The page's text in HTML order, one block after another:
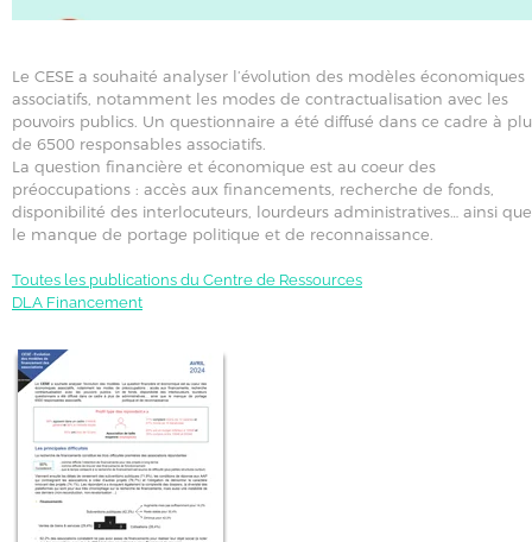
Le CESE a souhaité analyser l’évolution des modèles économiques
associatifs, notamment les modes de contractualisation avec les
pouvoirs publics. Un questionnaire a été diffusé dans ce cadre à
de 6500 responsables associatifs.
La question financière et économique est au coeur des
préoccupations : accès aux financements, recherche de fonds,
disponibilité des interlocuteurs, lourdeurs administratives… ainsi que
le manque de portage politique et de reconnaissance.
Toutes les publications du Centre de Ressources
DLA Financement